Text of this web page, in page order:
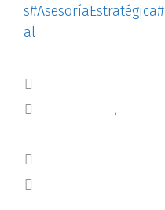
s#AsesoríaEstratégica
al
,